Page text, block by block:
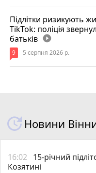
Підлітки ризикують
TikTok: поліція
батьків play_circle_filled
9 5 серпня 2026 р.
Новини
16:02
15-річний
Козятині